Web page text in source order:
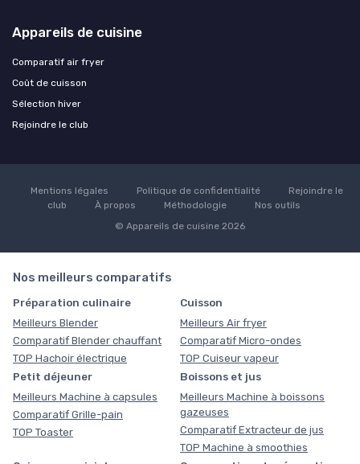
Appareils de cuisine
Comparatif air fryer
Coût de cuisson
Sélection hiver
Rejoindre le club
Mentions légales Politique de confidentialité
Rejoindre le
club
À propos Méthodologie
Nos outils
© Appareils de cuisine 2026
Nos meilleurs comparatifs
Préparation culinaire
Meilleurs Blender
Comparatif Blender chauffant
TOP Hachoir électrique
Cuisson
Meilleurs Air fryer
Comparatif Micro-ondes
TOP Cuiseur vapeur
Petit déjeuner
Meilleurs Machine à capsules
Comparatif Grille-pain
TOP Toaster
Boissons et jus
Meilleurs Machine à boissons
gazeuses
Comparatif Extracteur de jus
TOP Machine à smoothies